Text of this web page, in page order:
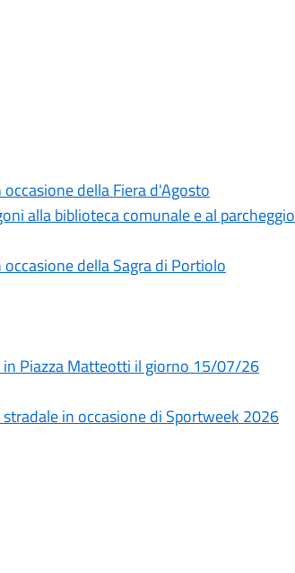
della Fiera d'Agosto
alla biblioteca comunale e al parcheggio
della Sagra di Portiolo
Piazza Matteotti il giorno 15/07/26
in occasione di Sportweek 2026